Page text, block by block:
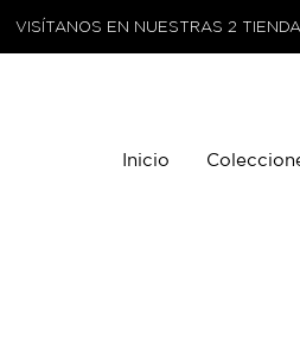
VISÍTANOS EN NUESTRAS 2
Inicio